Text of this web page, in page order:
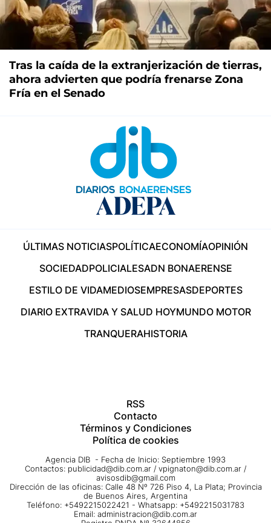
Tras la caída de la extranjerización de tierras,
ahora advierten que podría frenarse Zona
Fría en el Senado
ÚLTIMAS NOTICIASPOLÍTICAECONOMÍAOPINIÓN
SOCIEDADPOLICIALESADN BONAERENSE
ESTILO DE VIDAMEDIOSEMPRESASDEPORTES
DIARIO EXTRAVIDA Y SALUD HOYMUNDO MOTOR
TRANQUERAHISTORIA
RSS
Contacto
Términos y Condiciones
Política de cookies
Agencia DIB - Fecha de Inicio: Septiembre 1993
Contactos: publicidad@dib.com.ar / vpignaton@dib.com.ar /
avisosdib@gmail.com
Dirección de las oficinas: Calle 48 Nº 726 Piso 4, La Plata; Provincia
de Buenos Aires, Argentina
Teléfono: +5492215022421 - Whatsapp: +5492215031783
Email: administracion@dib.com.ar